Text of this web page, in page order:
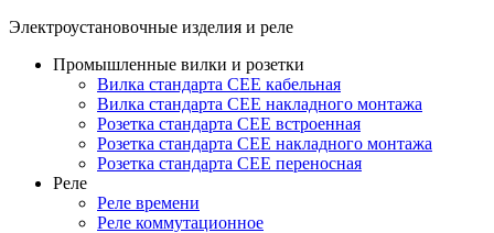
Электроустановочные изделия и реле
Промышленные вилки и розетки
Вилка стандарта CEE кабельная
Вилка стандарта CEE накладного монтажа
Розетка стандарта CEE встроенная
Розетка стандарта СЕЕ накладного монтажа
Розетка стандарта СЕЕ переносная
Реле
Реле времени
Реле коммутационное